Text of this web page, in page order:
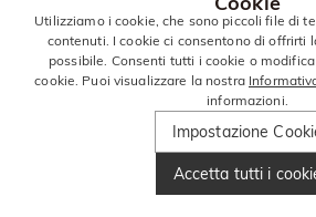
Utilizziamo i cookie, che sono piccoli file di
contenuti. I cookie ci consentono di offrirti
possibile. Consenti tutti i cookie o
cookie. Puoi visualizzare la nostra
informazioni.
Impostazione
Accetta tutti i